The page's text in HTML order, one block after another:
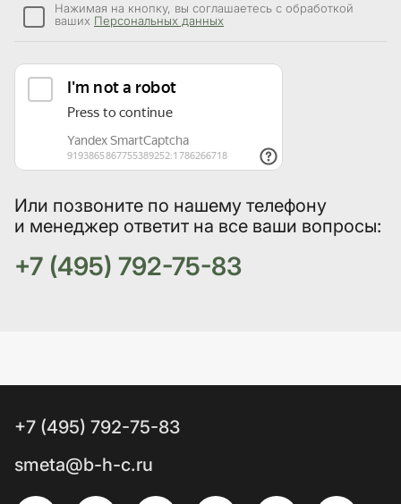
Или позвоните по нашему телефону
и менеджер ответит на все ваши вопросы:
+7 (495) 792-75-83
Нажимая на кнопку, вы соглашаетесь с обработкой
ваших Персональных данных
+7 (495) 792-75-83
smeta@b-h-c.ru